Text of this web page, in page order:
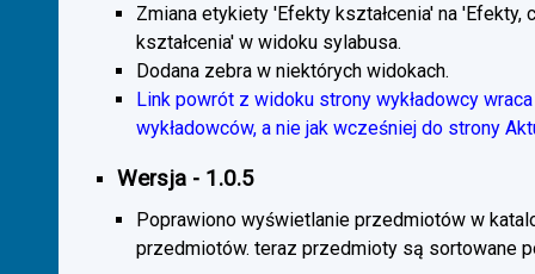
Zmiana etykiety 'Efekty kształcenia' na 'Efekty,
kształcenia' w widoku sylabusa.
Dodana zebra w niektórych widokach.
Link powrót z widoku strony wykładowcy
wykładowców, a nie jak wcześniej do strony
Wersja - 1.0.5
Poprawiono wyświetlanie przedmiotów w
przedmiotów. teraz przedmioty są sortowane